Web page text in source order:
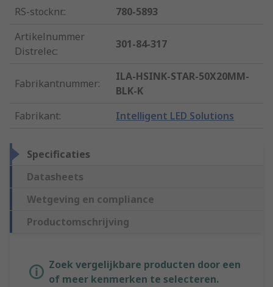
RS-stocknr.:
780-5893
Artikelnummer
Distrelec:
301-84-317
Fabrikantnummer:
ILA-HSINK-STAR-50X20MM-
BLK-K
Fabrikant: Intelligent LED Solutions
Specificaties
Datasheets
Wetgeving en compliance
Productomschrijving
Zoek vergelijkbare producten door een
of meer kenmerken te selecteren.